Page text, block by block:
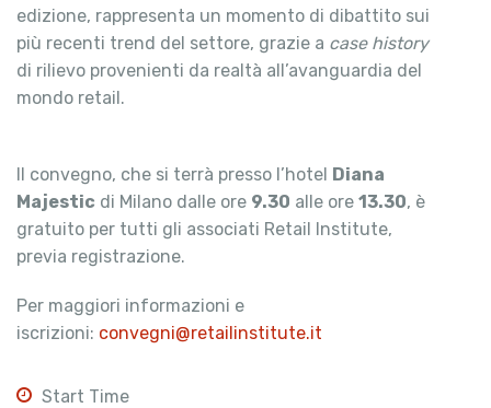
edizione, rappresenta un momento di dibattito sui
più recenti trend del settore, grazie a case history
di rilievo provenienti da realtà all’avanguardia del
mondo retail.
Il convegno, che si terrà presso l’hotel Diana
Majestic di Milano dalle ore 9.30 alle ore 13.30, è
gratuito per tutti gli associati Retail Institute,
previa registrazione.
Per maggiori informazioni e
iscrizioni: convegni@retailinstitute.it
Start Time